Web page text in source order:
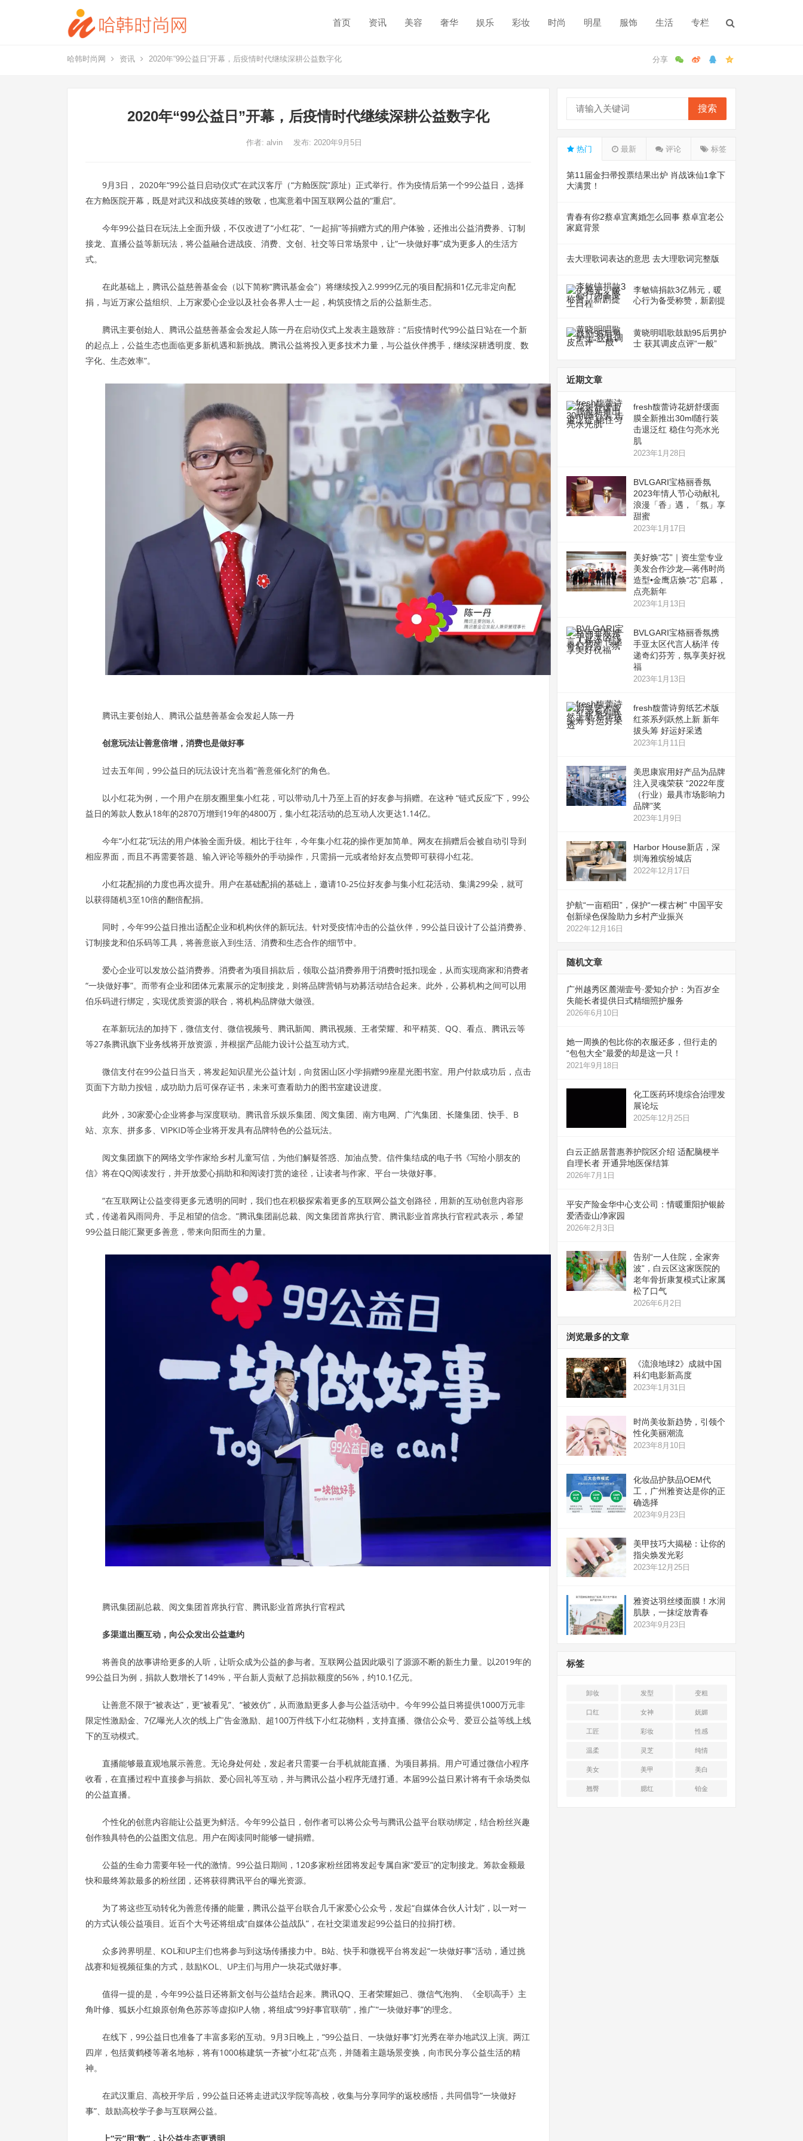
首页 资讯 美容 奢华 娱乐 彩妆 时尚 明星 服饰 生活 专栏
哈韩时尚网 资讯 2020年“99公益日”开幕，后疫情时代继续深耕公益数字化
2020年“99公益日”开幕，后疫情时代继续深耕公益数字化
作者: alvin 发布: 2020年9月5日
9月3日， 2020年“99公益日启动仪式”在武汉客厅（“方舱医院”原址）正式举行。作为疫情后第一个99公益日，选择
在方舱医院开幕，既是对武汉和战疫英雄的致敬，也寓意着中国互联网公益的“重启”。
今年99公益日在玩法上全面升级，不仅改进了“小红花”、“一起捐”等捐赠方式的用户体验，还推出公益消费券、订制
接龙、直播公益等新玩法，将公益融合进战疫、消费、文创、社交等日常场景中，让“一块做好事”成为更多人的生活方
式。
在此基础上，腾讯公益慈善基金会（以下简称“腾讯基金会”）将继续投入2.9999亿元的项目配捐和1亿元非定向配
捐，与近万家公益组织、上万家爱心企业以及社会各界人士一起，构筑疫情之后的公益新生态。
腾讯主要创始人、腾讯公益慈善基金会发起人陈一丹在启动仪式上发表主题致辞：“后疫情时代‘99公益日’站在一个新
的起点上，公益生态也面临更多新机遇和新挑战。腾讯公益将投入更多技术力量，与公益伙伴携手，继续深耕透明度、数
字化、生态效率”。
腾讯主要创始人、腾讯公益慈善基金会发起人陈一丹
创意玩法让善意倍增，消费也是做好事
过去五年间，99公益日的玩法设计充当着“善意催化剂”的角色。
以小红花为例，一个用户在朋友圈里集小红花，可以带动几十乃至上百的好友参与捐赠。在这种 “链式反应”下，99公
益日的筹款人数从18年的2870万增到19年的4800万，集小红花活动的总互动人次更达1.14亿。
今年“小红花”玩法的用户体验全面升级。相比于往年，今年集小红花的操作更加简单。网友在捐赠后会被自动引导到
相应界面，而且不再需要答题、输入评论等额外的手动操作，只需捐一元或者给好友点赞即可获得小红花。
小红花配捐的力度也再次提升。用户在基础配捐的基础上，邀请10-25位好友参与集小红花活动、集满299朵，就可
以获得随机3至10倍的翻倍配捐。
同时，今年99公益日推出适配企业和机构伙伴的新玩法。针对受疫情冲击的公益伙伴，99公益日设计了公益消费券、
订制接龙和伯乐码等工具，将善意嵌入到生活、消费和生态合作的细节中。
爱心企业可以发放公益消费券。消费者为项目捐款后，领取公益消费券用于消费时抵扣现金，从而实现商家和消费者
“一块做好事”。而带有企业和团体元素展示的定制接龙，则将品牌营销与劝募活动结合起来。此外，公募机构之间可以用
伯乐码进行绑定，实现优质资源的联合，将机构品牌做大做强。
在革新玩法的加持下，微信支付、微信视频号、腾讯新闻、腾讯视频、王者荣耀、和平精英、QQ、看点、腾讯云等
等27条腾讯旗下业务线将开放资源，并根据产品能力设计公益互动方式。
微信支付在99公益日当天，将发起知识星光公益计划，向贫困山区小学捐赠99座星光图书室。用户付款成功后，点击
页面下方助力按钮，成功助力后可保存证书，未来可查看助力的图书室建设进度。
此外，30家爱心企业将参与深度联动。腾讯音乐娱乐集团、阅文集团、南方电网、广汽集团、长隆集团、快手、B
站、京东、拼多多、VIPKID等企业将开发具有品牌特色的公益玩法。
阅文集团旗下的网络文学作家给乡村儿童写信，为他们解疑答惑、加油点赞。信件集结成的电子书《写给小朋友的
信》将在QQ阅读发行，并开放爱心捐助和和阅读打赏的途径，让读者与作家、平台一块做好事。
“在互联网让公益变得更多元透明的同时，我们也在积极探索着更多的互联网公益文创路径，用新的互动创意内容形
式，传递着风雨同舟、手足相望的信念。”腾讯集团副总裁、阅文集团首席执行官、腾讯影业首席执行官程武表示，希望
99公益日能汇聚更多善意，带来向阳而生的力量。
腾讯集团副总裁、阅文集团首席执行官、腾讯影业首席执行官程武
多渠道出圈互动，向公众发出公益邀约
将善良的故事讲给更多的人听，让听众成为公益的参与者。互联网公益因此吸引了源源不断的新生力量。以2019年的
99公益日为例，捐款人数增长了149%，平台新人贡献了总捐款额度的56%，约10.1亿元。
让善意不限于“被表达”，更“被看见”、“被效仿”，从而激励更多人参与公益活动中。今年99公益日将提供1000万元非
限定性激励金、7亿曝光人次的线上广告金激励、超100万件线下小红花物料，支持直播、微信公众号、爱豆公益等线上线
下的互动模式。
直播能够最直观地展示善意。无论身处何处，发起者只需要一台手机就能直播、为项目募捐。用户可通过微信小程序
收看，在直播过程中直接参与捐款、爱心回礼等互动，并与腾讯公益小程序无缝打通。本届99公益日累计将有千余场类似
的公益直播。
个性化的创意内容能让公益更为鲜活。今年99公益日，创作者可以将公众号与腾讯公益平台联动绑定，结合粉丝兴趣
创作独具特色的公益图文信息。用户在阅读同时能够一键捐赠。
公益的生命力需要年轻一代的激情。99公益日期间，120多家粉丝团将发起专属自家“爱豆”的定制接龙。筹款金额最
快和最终筹款最多的粉丝团，还将获得腾讯平台的曝光资源。
为了将这些互动转化为善意传播的能量，腾讯公益平台联合几千家爱心公众号，发起“自媒体合伙人计划”，以一对一
的方式认领公益项目。近百个大号还将组成“自媒体公益战队”，在社交渠道发起99公益日的拉捐打榜。
众多跨界明星、KOL和UP主们也将参与到这场传播接力中。B站、快手和微视平台将发起“一块做好事”活动，通过挑
战赛和短视频征集的方式，鼓励KOL、UP主们与用户一块花式做好事。
值得一提的是，今年99公益日还将新文创与公益结合起来。腾讯QQ、王者荣耀妲己、微信气泡狗、《全职高手》主
角叶修、狐妖小红娘原创角色苏苏等虚拟IP人物，将组成“99好事官联萌”，推广“一块做好事”的理念。
在线下，99公益日也准备了丰富多彩的互动。9月3日晚上，“99公益日、一块做好事”灯光秀在举办地武汉上演。两江
四岸，包括黄鹤楼等著名地标，将有1000栋建筑一齐被“小红花”点亮，并随着主题场景变换，向市民分享公益生活的精
神。
在武汉重启、高校开学后，99公益日还将走进武汉学院等高校，收集与分享同学的返校感悟，共同倡导“一块做好
事”、鼓励高校学子参与互联网公益。
上“云”用“数”，让公益生态更透明
搜索
热门 最新 评论 标签
第11届金扫帚投票结果出炉 肖战诛仙1拿下
大满贯！
青春有你2蔡卓宜离婚怎么回事 蔡卓宜老公
家庭背景
去大理歌词表达的意思 去大理歌词完整版
李敏镐捐款3亿韩元，暖
心行为备受称赞，新剧提
黄晓明唱歌鼓励95后男护
士 获其调皮点评“一般”
近期文章
fresh馥蕾诗花妍舒缓面
膜全新推出30ml随行装
击退泛红 稳住匀亮水光
肌
2023年1月28日
BVLGARI宝格丽香氛
2023年情人节心动献礼
浪漫「香」遇，「氛」享
甜蜜
2023年1月17日
美好焕“芯”｜资生堂专业
美发合作沙龙—蒋伟时尚
造型•金鹰店焕“芯”启幕，
点亮新年
2023年1月13日
BVLGARI宝格丽香氛携
手亚太区代言人杨洋 传
递奇幻芬芳，氛享美好祝
福
2023年1月13日
fresh馥蕾诗剪纸艺术版
红茶系列跃然上新 新年
拔头筹 好运好采透
2023年1月11日
美思康宸用好产品为品牌
注入灵魂荣获 “2022年度
（行业）最具市场影响力
品牌”奖
2023年1月9日
Harbor House新店，深
圳海雅缤纷城店
2022年12月17日
护航“一亩稻田”，保护“一棵古树” 中国平安
创新绿色保险助力乡村产业振兴
2022年12月16日
随机文章
广州越秀区麓湖壹号·爱知介护：为百岁全
失能长者提供日式精细照护服务
2026年6月10日
她一周换的包比你的衣服还多，但行走的
“包包大全”最爱的却是这一只！
2021年9月18日
化工医药环境综合治理发
展论坛
2025年12月25日
白云正皓居普惠养护院区介绍 适配脑梗半
自理长者 开通异地医保结算
2026年7月1日
平安产险金华中心支公司：情暖重阳护银龄
爱洒壶山净家园
2026年2月3日
告别“一人住院，全家奔
波”，白云区这家医院的
老年骨折康复模式让家属
松了口气
2026年6月2日
浏览最多的文章
《流浪地球2》成就中国
科幻电影新高度
2023年1月31日
时尚美妆新趋势，引领个
性化美丽潮流
2023年8月10日
化妆品护肤品OEM代
工，广州雅资达是你的正
确选择
2023年9月23日
美甲技巧大揭秘：让你的
指尖焕发光彩
2023年12月25日
雅资达羽丝缕面膜！水润
肌肤，一抹绽放青春
2023年9月23日
标签
卸妆 发型 变粗
口红 女神 妩媚
工匠 彩妆 性感
温柔 灵芝 纯情
美女 美甲 美白
翘臀 腮红 铂金